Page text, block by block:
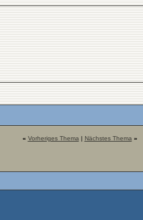
« Vorheriges Thema | Nächstes Thema »